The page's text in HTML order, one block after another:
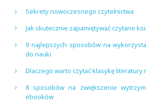
Sekrety nowoczesnego czytelnictwa
Jak skutecznie zapamiętywać czytane
9 najlepszych sposobów na
do nauki
Dlaczego warto czytać klasykę literatury
8 sposobów na zwiększenie
ebooków